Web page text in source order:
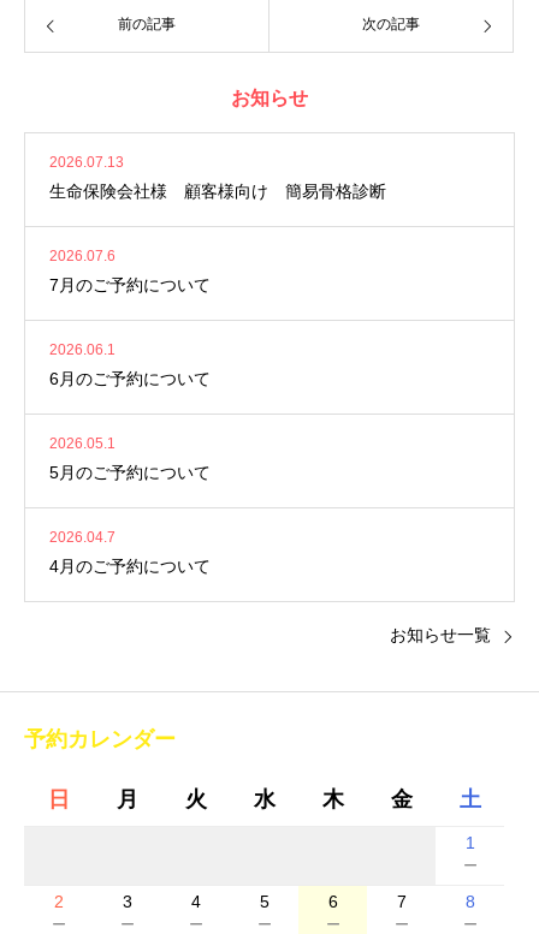
前の記事 次の記事
お知らせ
2026.07.13
生命保険会社様 顧客様向け 簡易骨格診断
2026.07.6
7月のご予約について
2026.06.1
6月のご予約について
2026.05.1
5月のご予約について
2026.04.7
4月のご予約について
お知らせ一覧
予約カレンダー
日 月 火 水 木 金 土
1
－
2
－
3
－
4
－
5
－
6
－
7
－
8
－